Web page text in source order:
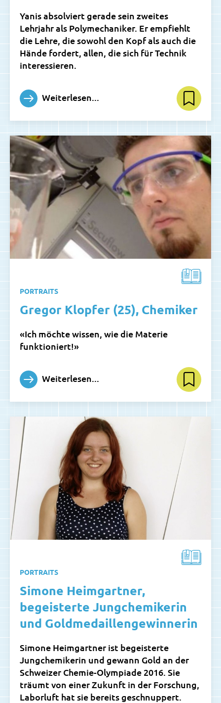
Yanis absolviert gerade sein zweites
Lehrjahr als Polymechaniker. Er empfiehlt
die Lehre, die sowohl den Kopf als auch die
Hände fordert, allen, die sich für Technik
interessieren.
Weiterlesen...
PORTRAITS
Gregor Klopfer (25), Chemiker
«Ich möchte wissen, wie die Materie
funktioniert!»
Weiterlesen...
PORTRAITS
Simone Heimgartner,
begeisterte Jungchemikerin
und Goldmedaillengewinnerin
Simone Heimgartner ist begeisterte
Jungchemikerin und gewann Gold an der
Schweizer Chemie-Olympiade 2016. Sie
träumt von einer Zukunft in der Forschung,
Laborluft hat sie bereits geschnuppert.